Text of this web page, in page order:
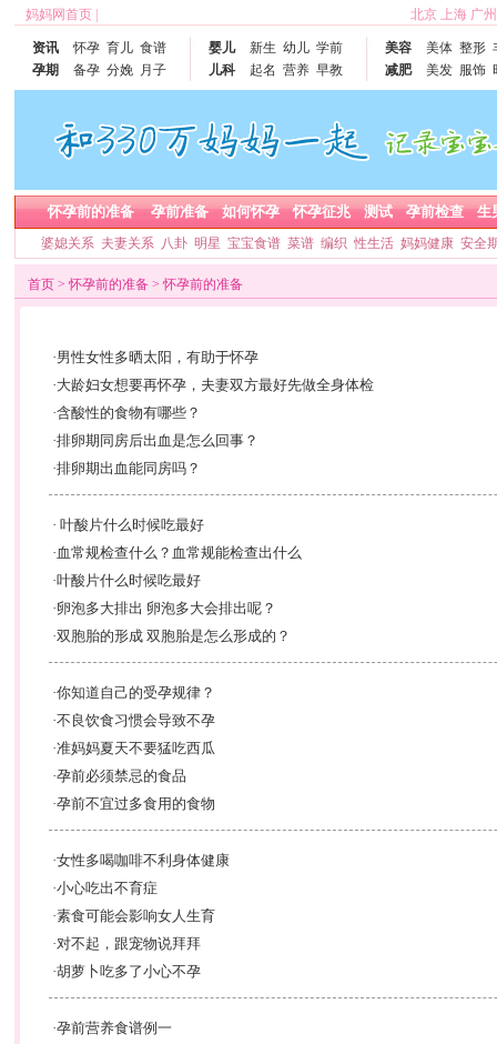
妈妈网首页 北京 上海 广州
资讯 怀孕 育儿 食谱
孕期
备孕 分娩 月子
婴儿 新生 幼儿 学前
儿科
起名 营养 早教
美容 美体 整形
减肥
美发 服饰
怀孕前的准备 孕前准备 如何怀孕 怀孕征兆 测试 孕前检查 生
婆媳关系 夫妻关系 八卦 明星 宝宝食谱 菜谱 编织 性生活 妈妈健康 安全
首页 >怀孕前的准备 >怀孕前的准备
·男性女性多晒太阳，有助于怀孕
·大龄妇女想要再怀孕，夫妻双方最好先做全身体检
·含酸性的食物有哪些？
·排卵期同房后出血是怎么回事？
·排卵期出血能同房吗？
· 叶酸片什么时候吃最好
· 血常规检查什么？血常规能检查出什么
·叶酸片什么时候吃最好
·卵泡多大排出 卵泡多大会排出呢？
·双胞胎的形成 双胞胎是怎么形成的？
·你知道自己的受孕规律？
·不良饮食习惯会导致不孕
·准妈妈夏天不要猛吃西瓜
·孕前必须禁忌的食品
·孕前不宜过多食用的食物
·女性多喝咖啡不利身体健康
·小心吃出不育症
·素食可能会影响女人生育
·对不起，跟宠物说拜拜
·胡萝卜吃多了小心不孕
·孕前营养食谱例一